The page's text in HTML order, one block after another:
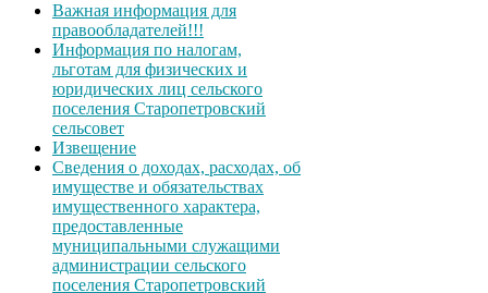
Важная информация для
правообладателей!!!
Информация по налогам,
льготам для физических и
юридических лиц сельского
поселения Старопетровский
сельсовет
Извещение
Сведения о доходах, расходах, об
имуществе и обязательствах
имущественного характера,
предоставленные
муниципальными служащими
администрации сельского
поселения Старопетровский